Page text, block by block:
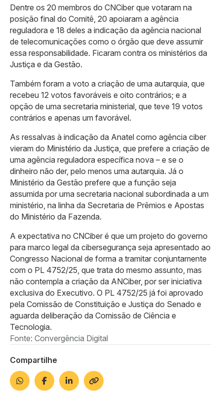
Dentre os 20 membros do CNCiber que votaram na
posição final do Comitê, 20 apoiaram a agência
reguladora e 18 deles a indicação da agência nacional
de telecomunicações como o órgão que deve assumir
essa responsabilidade. Ficaram contra os ministérios da
Justiça e da Gestão.
Também foram a voto a criação de uma autarquia, que
recebeu 12 votos favoráveis e oito contrários; e a
opção de uma secretaria ministerial, que teve 19 votos
contrários e apenas um favorável.
As ressalvas à indicação da Anatel como agência ciber
vieram do Ministério da Justiça, que prefere a criação de
uma agência reguladora específica nova – e se o
dinheiro não der, pelo menos uma autarquia. Já o
Ministério da Gestão prefere que a função seja
assumida por uma secretaria nacional subordinada a um
ministério, na linha da Secretaria de Prêmios e Apostas
do Ministério da Fazenda.
A expectativa no CNCiber é que um projeto do governo
para marco legal da cibersegurança seja apresentado ao
Congresso Nacional de forma a tramitar conjuntamente
com o PL 4752/25, que trata do mesmo assunto, mas
não contempla a criação da ANCiber, por ser iniciativa
exclusiva do Executivo. O PL 4752/25 já foi aprovado
pela Comissão de Constituição e Justiça do Senado e
aguarda deliberação da Comissão de Ciência e
Tecnologia.
Fonte: Convergência Digital
Compartilhe